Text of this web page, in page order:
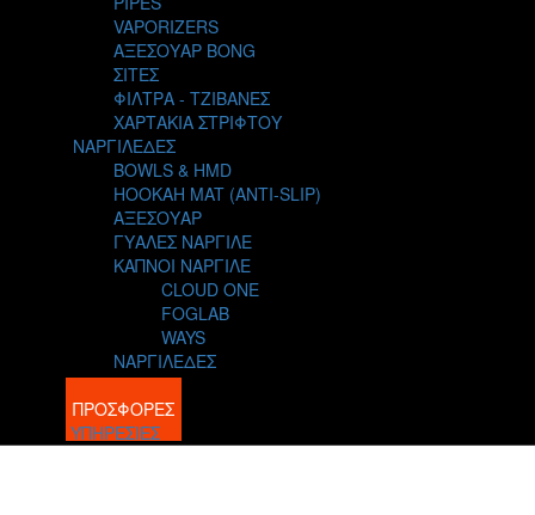
VAPORIZERS
ΑΞΕΣΟΥΑΡ BONG
ΣΙΤΕΣ
ΦΙΛΤΡΑ - ΤΖΙΒΑΝΕΣ
ΧΑΡΤΑΚΙΑ ΣΤΡΙΦΤΟΥ
ΝΑΡΓΙΛΕΔΕΣ
BOWLS & HMD
HOOKAH MAT (ANTI-SLIP)
ΑΞΕΣΟΥΑΡ
ΓΥΑΛΕΣ ΝΑΡΓΙΛΕ
ΚΑΠΝΟΙ ΝΑΡΓΙΛΕ
CLOUD ONE
FOGLAB
WAYS
ΝΑΡΓΙΛΕΔΕΣ
BLOG
ΠΡΟΣΦΟΡΕΣ
ΥΠΗΡΕΣΙΕΣ